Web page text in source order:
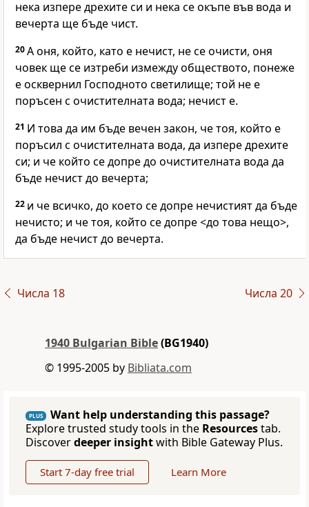
нека изпере дрехите си и нека се окъпе във вода и
вечерта ще бъде чист.
20А оня, който, като е нечист, не се очисти, оня
човек ще се изтреби измежду обществото, понеже
е осквернил Господното светилище; той не е
поръсен с очистителната вода; нечист е.
21 И това да им бъде вечен закон, че тоя, който е
поръсил с очистителната вода, да изпере дрехите
си; и че който се допре до очистителната вода да
бъде нечист до вечерта;
22 и че всичко, до което се допре нечистият да бъде
нечисто; и че тоя, който се допре <до това нещо>,
да бъде нечист до вечерта.
Числа 18 Числа 20
1940 Bulgarian Bible(BG1940)
© 1995-2005 by Bibliata.com
PLUS
Want help understanding this passage?
Explore trusted study tools in the Resourcestab.
Discoverdeeper insightwith Bible Gateway Plus.
Start 7-day free trial Learn More